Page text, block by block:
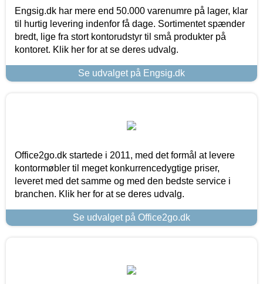
Engsig.dk har mere end 50.000 varenumre på lager, klar
til hurtig levering indenfor få dage. Sortimentet spænder
bredt, lige fra stort kontorudstyr til små produkter på
kontoret. Klik her for at se deres udvalg.
Se udvalget på Engsig.dk
Office2go.dk startede i 2011, med det formål at levere
kontormøbler til meget konkurrencedygtige priser,
leveret med det samme og med den bedste service i
branchen. Klik her for at se deres udvalg.
Se udvalget på Office2go.dk